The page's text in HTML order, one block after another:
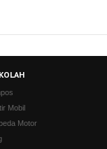
Mobil
Motor